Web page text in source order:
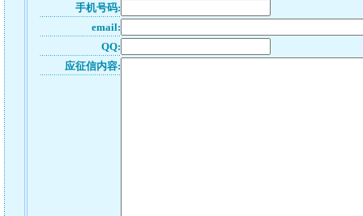
手机号码:
email:
QQ:
应征信内容: